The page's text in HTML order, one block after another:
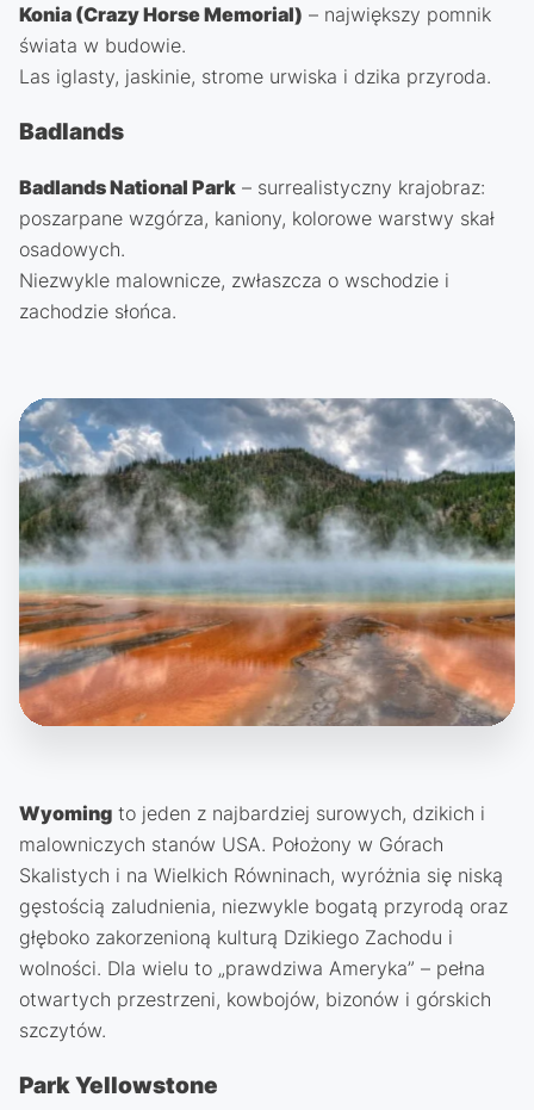
Konia (Crazy Horse Memorial) – największy pomnik
świata w budowie.
Las iglasty, jaskinie, strome urwiska i dzika przyroda.
Badlands
Badlands National Park – surrealistyczny krajobraz:
poszarpane wzgórza, kaniony, kolorowe warstwy skał
osadowych.
Niezwykle malownicze, zwłaszcza o wschodzie i
zachodzie słońca.
Wyoming to jeden z najbardziej surowych, dzikich i
malowniczych stanów USA. Położony w Górach
Skalistych i na Wielkich Równinach, wyróżnia się niską
gęstością zaludnienia, niezwykle bogatą przyrodą oraz
głęboko zakorzenioną kulturą Dzikiego Zachodu i
wolności. Dla wielu to „prawdziwa Ameryka” – pełna
otwartych przestrzeni, kowbojów, bizonów i górskich
szczytów.
Park Yellowstone